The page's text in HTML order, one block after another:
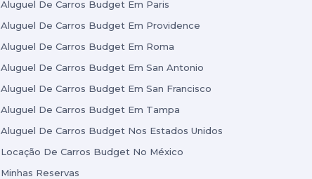
Aluguel De Carros Budget Em Paris
Aluguel De Carros Budget Em Providence
Aluguel De Carros Budget Em Roma
Aluguel De Carros Budget Em San Antonio
Aluguel De Carros Budget Em San Francisco
Aluguel De Carros Budget Em Tampa
Aluguel De Carros Budget Nos Estados Unidos
Locação De Carros Budget No México
Minhas Reservas